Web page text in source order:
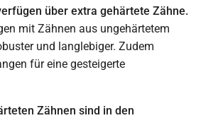
über extra gehärtete Zähne.
mit Zähnen aus ungehärtetem
und langlebiger. Zudem
für eine gesteigerte
Zähnen sind in den